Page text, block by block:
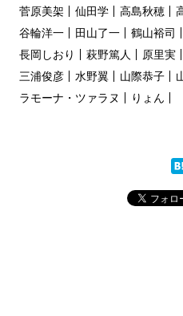
菅原美架
仙田学 高島秋穂
谷輪洋一
田山了一 鶴山裕司
長岡しおり
萩野篤人 原里実
三浦俊彦
水野翼 山際恭子
ラモーナ・ツァラヌ
りょん